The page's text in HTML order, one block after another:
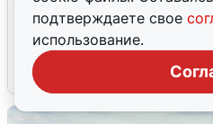
подтверждаете свое
использование.
Взрывы в Воронеже
тревоги
5 августа